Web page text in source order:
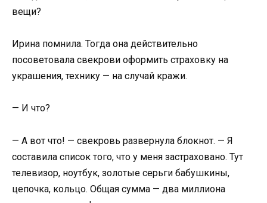
вещи?
Ирина помнила. Тогда она действительно
посоветовала свекрови оформить страховку на
украшения, технику — на случай кражи.
— И что?
— А вот что! — свекровь развернула блокнот. — Я
составила список того, что у меня застраховано. Тут
телевизор, ноутбук, золотые серьги бабушкины,
цепочка, кольцо. Общая сумма — два миллиона